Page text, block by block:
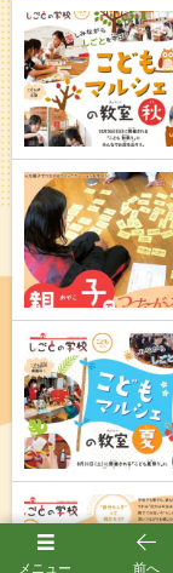
メニュー 前へ